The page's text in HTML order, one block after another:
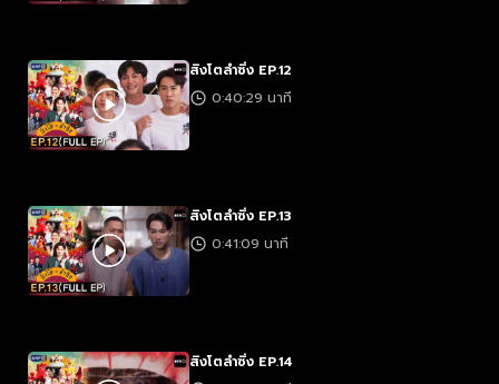
สิงโตลำซิ่ง EP.12
0:40:29 นาที
สิงโตลำซิ่ง EP.13
0:41:09 นาที
สิงโตลำซิ่ง EP.14